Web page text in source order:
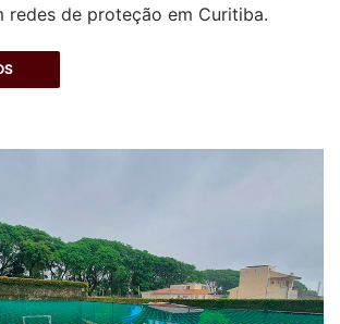
redes de proteção em Curitiba.